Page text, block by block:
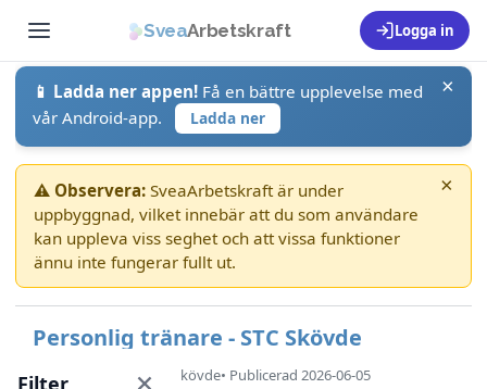
SveaArbetskraft Logga in
Filter
📱 Ladda ner appen! Få en bättre upplevelse med
vår Android-app.
Ladda ner
×
⚠ Observera: SveaArbetskraft är under
uppbyggnad, vilket innebär att du som användare
kan uppleva viss seghet och att vissa funktioner
ännu inte fungerar fullt ut.
×
Personlig tränare - STC Skövde
SVENSKA N'ERGY AB • Skövde• Publicerad 2026-06-05